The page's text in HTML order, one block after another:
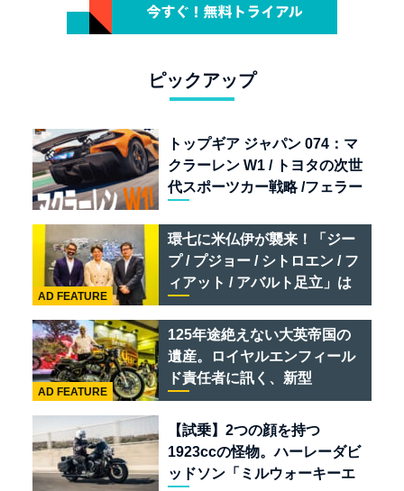
ピックアップ
トップギア ジャパン 074：マ
クラーレン W1 / トヨタの次世
代スポーツカー戦略 /フェラー
リオ /ベントレー スーパース
ポーツ
環七に米仏伊が襲来！「ジー
プ / プジョー / シトロエン / フ
ィアット / アバルト足立」は
クルマのセレクトショップで
ある
AD FEATURE
125年途絶えない大英帝国の
遺産。ロイヤルエンフィール
ド責任者に訊く、新型
「BULLET 650」と“時間の
質”を愛する理由
AD FEATURE
【試乗】2つの顔を持つ
1923ccの怪物。ハーレーダビ
ッドソン「ミルウォーキーエ